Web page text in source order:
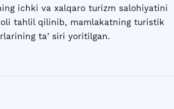
ichki va xalqaro turizm salohiyatini
tahlil qilinib, mamlakatning turistik
taʼsiri yoritilgan.